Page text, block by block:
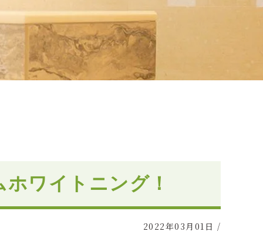
ワイトニング！
2022年03月01日 /